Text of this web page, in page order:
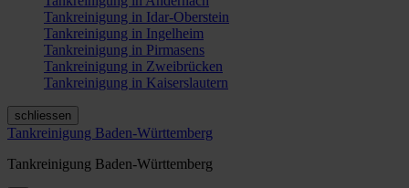
Tankreinigung in Idar-Oberstein
Tankreinigung in Ingelheim
Tankreinigung in Pirmasens
Tankreinigung in Zweibrücken
Tankreinigung in Kaiserslautern
schliessen
Tankreinigung Baden-Württemberg
Tankreinigung Baden-Württemberg